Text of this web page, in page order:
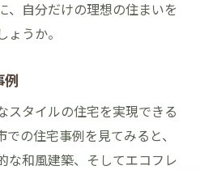
、自分だけの理想の住まいを
うか。
例
スタイルの住宅を実現できる
の住宅事例を見てみると、
な和風建築、そしてエコフレ